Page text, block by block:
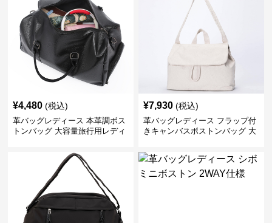
¥4,480 (税込)
革バッグレディース 本革調ボス
トンバッグ 大容量旅行用レディ
¥7,930 (税込)
革バッグレディース フラップ付
きキャンバスボストンバッグ 大